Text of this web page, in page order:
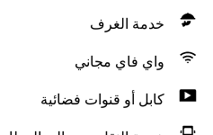
خدمة الغرف
واي فاي مجاني
كابل أو قنوات فضائية